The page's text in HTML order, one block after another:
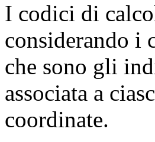
I codici di
considerando i
che sono gli
associata a
coordinate.